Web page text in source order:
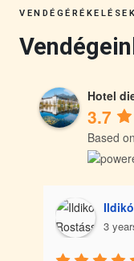
VENDÉGÉRÉKELÉSEK
Hotel
3.7
Based
3